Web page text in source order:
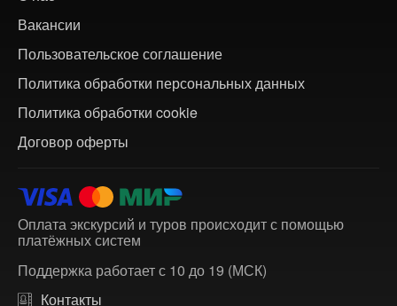
Вакансии
Пользовательское соглашение
Политика обработки персональных данных
Политика обработки cookie
Договор оферты
Оплата экскурсий и туров происходит с помощью
платёжных систем
Поддержка работает с 10 до 19 (МСК)
Контакты